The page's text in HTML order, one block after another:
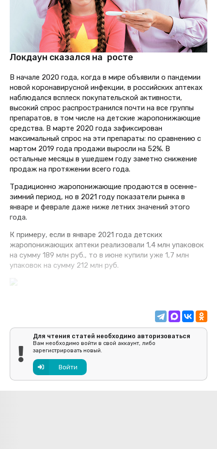
Локдаун сказался на росте
В начале 2020 года, когда в мире объявили о пандемии
новой коронавирусной инфекции, в российских аптеках
наблюдался всплеск покупательской активности,
высокий спрос распространился почти на все группы
препаратов, в том числе на детские жаропонижающие
средства. В марте 2020 года зафиксирован
максимальный спрос на эти препараты: по сравнению с
мартом 2019 года продажи выросли на 52%. В
остальные месяцы в ушедшем году заметно снижение
продаж на протяжении всего года.
Традиционно жаропонижающие продаются в осенне-
зимний период, но в 2021 году показатели рынка в
январе и феврале даже ниже летних значений этого
года.
К примеру, если в январе 2021 года детских
жаропонижающих аптеки реализовали 1,4 млн упаковок
на сумму 189 млн руб., то в июне купили уже 1,7 млн
упаковок на сумму 212 млн руб.
Для чтения статей необходимо авторизоваться
Вам необходимо войти в свой аккаунт, либо
зарегистрировать новый.
Войти